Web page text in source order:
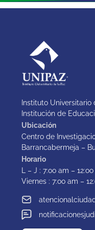
Instituto Universitario
Institución de
Ubicación
Centro de
Barrancabermeja –
Horario
L – J : 7:oo am –
Viernes : 7:oo am –